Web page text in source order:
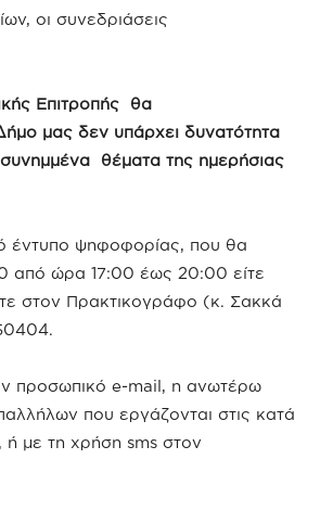
οι συνεδριάσεις
Επιτροπής θα
μας δεν υπάρχει δυνατότητα
θέματα της ημερήσιας
έντυπο ψηφοφορίας, που θα
από ώρα 17:00 έως 20:00 είτε
στον Πρακτικογράφο (κ. Σακκά
προσωπικό e-mail, η ανωτέρω
που εργάζονται στις κατά
ή με τη χρήση sms στον